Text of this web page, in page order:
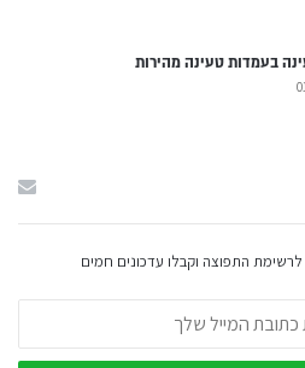
בעמדות טעינה מהירות
התפוצה וקבלו עדכונים חמים